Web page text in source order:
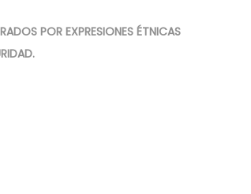
POR EXPRESIONES ÉTNICAS